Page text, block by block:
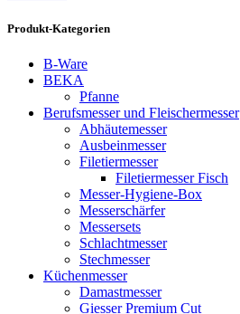
Produkt-Kategorien
B-Ware
BEKA
Pfanne
Berufsmesser und Fleischermesser
Abhäutemesser
Ausbeinmesser
Filetiermesser
Filetiermesser Fisch
Messer-Hygiene-Box
Messerschärfer
Messersets
Schlachtmesser
Stechmesser
Küchenmesser
Damastmesser
Giesser Premium Cut